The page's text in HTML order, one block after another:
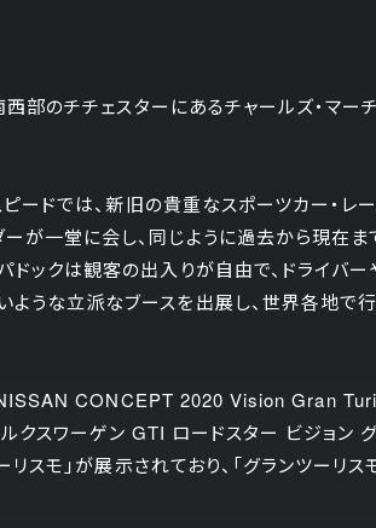
西部のチチェスターにあるチャールズ・マー
ピードでは、新旧の貴重なスポーツカー・
が一堂に会し、同じように過去から現在ま
ドックは観客の出入りが自由で、ドライバ
うな立派なブースを出展し、世界各地で
CONCEPT 2020 Vision Gran
クスワーゲン GTI ロードスター ビジョン
スモ」が展示されており、「グランツーリ